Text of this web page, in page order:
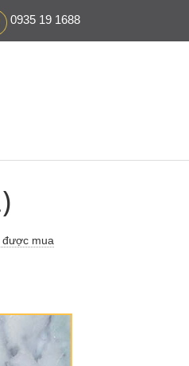
0935 19 1688
mua